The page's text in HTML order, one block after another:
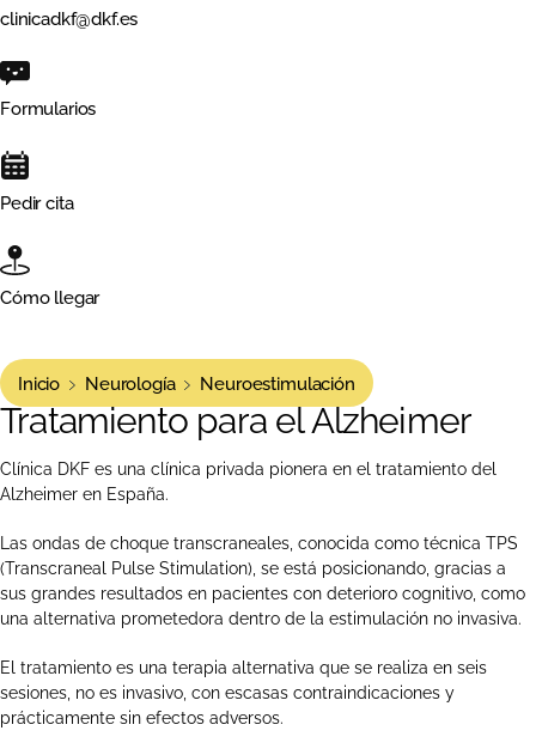
clinicadkf@dkf.es
Formularios
Pedir cita
Cómo llegar
Inicio Neurología Neuroestimulación
Tratamiento para el Alzheimer
Clínica DKF es una clínica privada pionera en el tratamiento del
Alzheimer en España.
Las ondas de choque transcraneales, conocida como técnica TPS
(Transcraneal Pulse Stimulation), se está posicionando, gracias a
sus grandes resultados en pacientes con deterioro cognitivo, como
una alternativa prometedora dentro de la estimulación no invasiva.
El tratamiento es una terapia alternativa que se realiza en seis
sesiones, no es invasivo, con escasas contraindicaciones y
prácticamente sin efectos adversos.